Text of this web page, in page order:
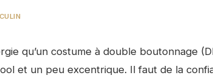
qu’un costume à double boutonnage
et un peu excentrique. Il faut de la